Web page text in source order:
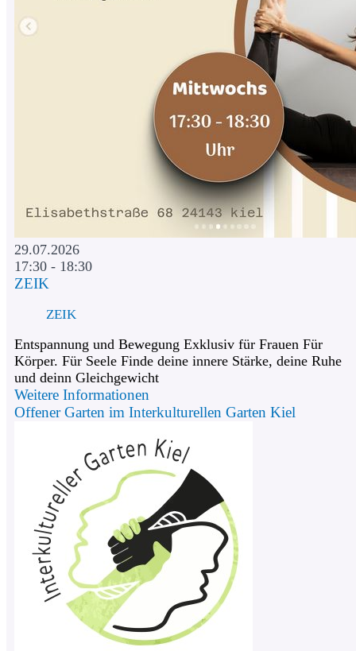
29.07.2026
17:30 - 18:30
ZEIK
ZEIK
Entspannung und Bewegung Exklusiv für Frauen Für
Körper. Für Seele Finde deine innere Stärke, deine Ruhe
und deinn Gleichgewicht
Weitere Informationen
Offener Garten im Interkulturellen Garten Kiel